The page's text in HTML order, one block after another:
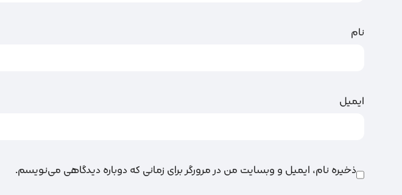
نام
ایمیل
ذخیره نام، ایمیل و وبسایت من در مرورگر برای زمانی که دوباره دیدگاهی می‌نویسم.